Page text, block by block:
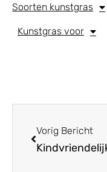
Soorten kunstgras
Kunstgras voor
Vorig Bericht